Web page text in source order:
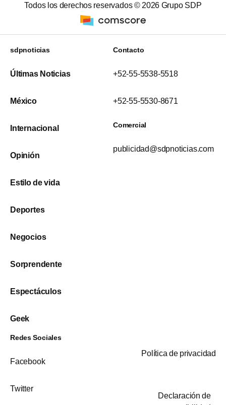
Todos los derechos reservados © 2026 Grupo SDP
sdpnoticias
Últimas Noticias
México
Internacional
Opinión
Estilo de vida
Deportes
Negocios
Sorprendente
Espectáculos
Geek
Contacto
+52-55-5538-5518
+52-55-5530-8671
Comercial
publicidad@sdpnoticias.com
Redes Sociales
Facebook
Twitter
Política de privacidad
Declaración de